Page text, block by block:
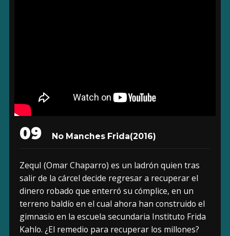
09 No Manches Frida(2016)
ZequI (Omar Chaparro) es un ladrón quien tras
salir de la cárcel decide regresar a recuperar el
dinero robado que enterró su cómplice, en un
terreno baldío en el cual ahora han construido el
gimnasio en la escuela secundaria Instituto Frida
Kahlo. ¿El remedio para recuperar los millones?